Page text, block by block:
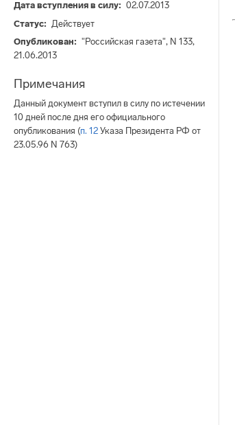
Дата вступления в силу
02.07.2013
Статус
Действует
Опубликован
"Российская газета", N 133,
21.06.2013
Примечания
Данный документ вступил в силу по истечении
10 дней после дня его официального
опубликования (п. 12 Указа Президента РФ от
23.05.96 N 763)